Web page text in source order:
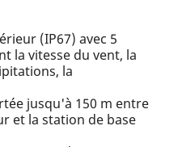
(IP67) avec 5
la vitesse du vent, la
la
jusqu'à 150 m entre
et la station de base